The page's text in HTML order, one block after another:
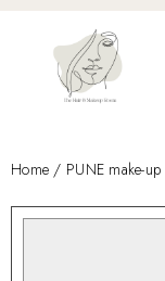
Home / PUNE make-up